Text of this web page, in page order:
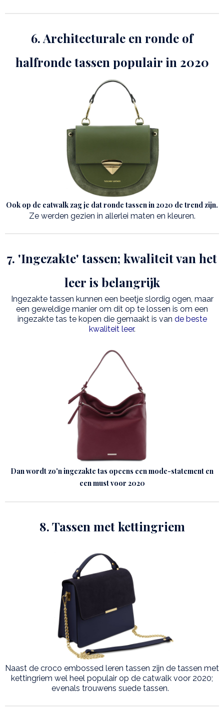
6. Architecturale en ronde of
halfronde tassen populair in 2020
Ook op de catwalk zag je dat ronde tassen in 2020 de trend zijn.
Ze werden gezien in allerlei maten en kleuren.
7. 'Ingezakte' tassen; kwaliteit van het
leer is belangrijk
Ingezakte tassen kunnen een beetje slordig ogen, maar
een geweldige manier om dit op te lossen is om een
ingezakte tas te kopen die gemaakt is van de beste
kwaliteit leer.
Dan wordt zo'n ingezakte tas opeens een mode-statement en
een must voor 2020
8. Tassen met kettingriem
Naast de croco embossed leren tassen zijn de tassen met
kettingriem wel heel populair op de catwalk voor 2020;
evenals trouwens suede tassen.